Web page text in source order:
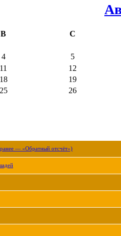
В С
4
5
11
12
18
19
25
26
— «Обратный отсчёт»)